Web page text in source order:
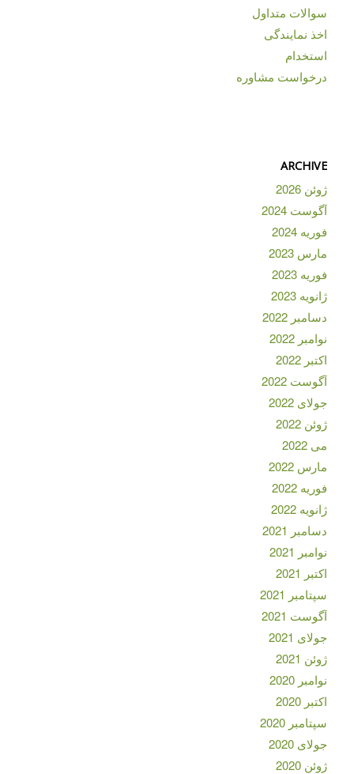
سوالات متداول
اخذ نمایندگی
استخدام
درخواست مشاوره
ARCHIVE
ژوئن 2026
آگوست 2024
فوریه 2024
مارس 2023
فوریه 2023
ژانویه 2023
دسامبر 2022
نوامبر 2022
اکتبر 2022
آگوست 2022
جولای 2022
ژوئن 2022
می 2022
مارس 2022
فوریه 2022
ژانویه 2022
دسامبر 2021
نوامبر 2021
اکتبر 2021
سپتامبر 2021
آگوست 2021
جولای 2021
ژوئن 2021
نوامبر 2020
اکتبر 2020
سپتامبر 2020
جولای 2020
ژوئن 2020